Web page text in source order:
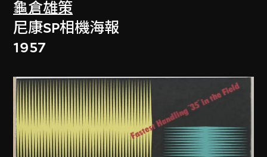
龜倉雄策
尼康SP相機海報
1957